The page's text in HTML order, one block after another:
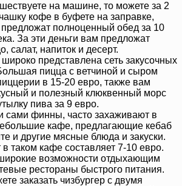
на машине, то можете за 2
кофе в буфете на заправке,
полноценный обед за 10
За эти деньги вам предложат
салат, напиток и десерт.
представлена сеть закусочных
пицца с ветчиной и сыром
в 15-20 евро, также вам
и полезный клюквенный морс
пива за 9 евро.
сами финны, часто захаживают в
кафе, предлагающие кебаб
и другие мясные блюда и закуски.
таком кафе составляет 7-10 евро.
возможности отдыхающим
рестораны быстрого питания.
заказать чизбургер с двумя